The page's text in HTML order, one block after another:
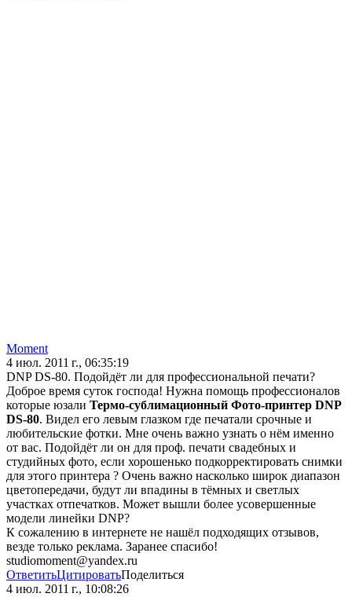
Moment
4 июл. 2011 г., 06:35:19
DNP DS-80. Подойдёт ли для профессиональной печати?
Доброе время суток господа! Нужна помощь профессионалов
которые юзали Термо-сублимационный Фото-принтер DNP
DS-80. Видел его левым глазком где печатали срочные и
любительские фотки. Мне очень важно узнать о нём именно
от вас. Подойдёт ли он для проф. печати свадебных и
студийных фото, если хорошенько подкорректировать снимки
для этого принтера ? Очень важно насколько широк диапазон
цветопередачи, будут ли впадины в тёмных и светлых
участках отпечатков. Может вышли более усовершенные
модели линейки DNP?
К сожалению в интернете не нашёл подходящих отзывов,
везде только реклама. Заранее спасибо!
studiomoment@yandex.ru
ОтветитьЦитироватьПоделиться
4 июл. 2011 г., 10:08:26